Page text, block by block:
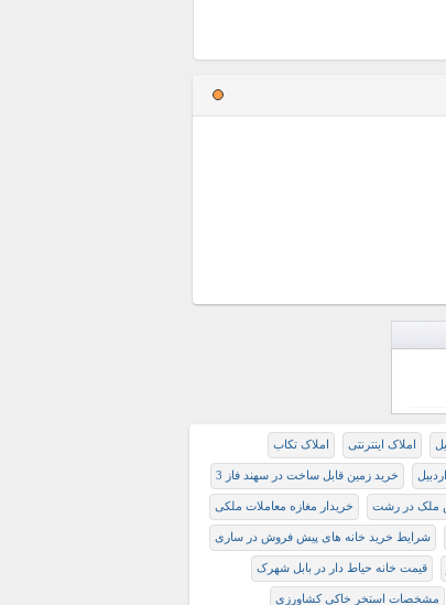
املاک اینترنتی املاک تکاب
خريد زمين قابل ساخت در سهند فاز 3
ملک در رشت خریدار مغازه معاملات ملکی
شرایط خرید خانه های پیش فروش در ساری
قیمت خانه حیاط دار در بابل شهرک
مشخصات استخر خاکی کشاورزی